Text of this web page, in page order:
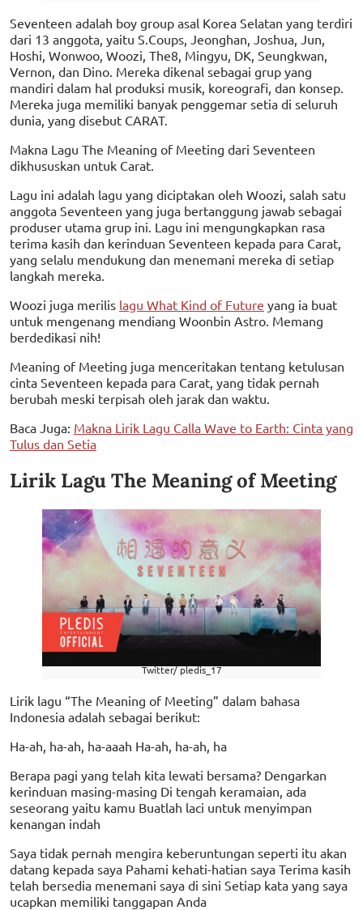
Seventeen adalah boy group asal Korea Selatan yang terdiri
dari 13 anggota, yaitu S.Coups, Jeonghan, Joshua, Jun,
Hoshi, Wonwoo, Woozi, The8, Mingyu, DK, Seungkwan,
Vernon, dan Dino. Mereka dikenal sebagai grup yang
mandiri dalam hal produksi musik, koreografi, dan konsep.
Mereka juga memiliki banyak penggemar setia di seluruh
dunia, yang disebut CARAT.
Makna Lagu The Meaning of Meeting dari Seventeen
dikhususkan untuk Carat.
Lagu ini adalah lagu yang diciptakan oleh Woozi, salah satu
anggota Seventeen yang juga bertanggung jawab sebagai
produser utama grup ini. Lagu ini mengungkapkan rasa
terima kasih dan kerinduan Seventeen kepada para Carat,
yang selalu mendukung dan menemani mereka di setiap
langkah mereka.
Woozi juga merilis lagu What Kind of Future yang ia buat
untuk mengenang mendiang Woonbin Astro. Memang
berdedikasi nih!
Meaning of Meeting juga menceritakan tentang ketulusan
cinta Seventeen kepada para Carat, yang tidak pernah
berubah meski terpisah oleh jarak dan waktu.
Baca Juga: Makna Lirik Lagu Calla Wave to Earth: Cinta yang
Tulus dan Setia
Lirik Lagu The Meaning of Meeting
Twitter/ pledis_17
Lirik lagu “The Meaning of Meeting” dalam bahasa
Indonesia adalah sebagai berikut:
Ha-ah, ha-ah, ha-aaah Ha-ah, ha-ah, ha
Berapa pagi yang telah kita lewati bersama? Dengarkan
kerinduan masing-masing Di tengah keramaian, ada
seseorang yaitu kamu Buatlah laci untuk menyimpan
kenangan indah
Saya tidak pernah mengira keberuntungan seperti itu akan
datang kepada saya Pahami kehati-hatian saya Terima kasih
telah bersedia menemani saya di sini Setiap kata yang saya
ucapkan memiliki tanggapan Anda